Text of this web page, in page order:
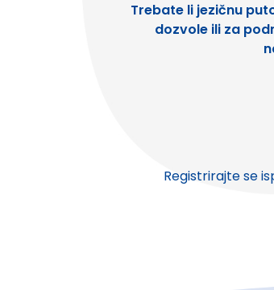
Trebate li jezičnu
dozvole ili za
Registrirajte se